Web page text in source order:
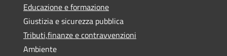
Educazione e formazione
Giustizia e sicurezza pubblica
Tributi,finanze e contravvenzioni
Ambiente